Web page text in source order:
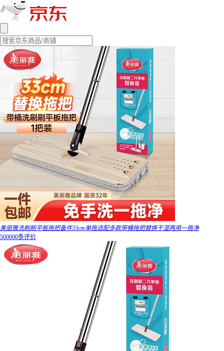
美丽雅洗刷刷平板拖把备件33cm单拖适配多款带桶拖把替换干湿两用一拖净
500000条评价